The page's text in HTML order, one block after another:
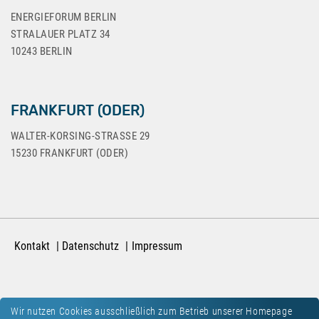
Wir nutzen Cookies ausschließlich zum Betrieb unserer Homepage
ENERGIEFORUM BERLIN
STRALAUER PLATZ 34
10243 BERLIN
FRANKFURT (ODER)
WALTER-KORSING-STRASSE 29
15230 FRANKFURT (ODER)
Kontakt Datenschutz Impressum